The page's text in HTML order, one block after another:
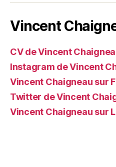
Vincent
CV de Vincent
Instagram de Vincent
Vincent Chaigneau sur
Twitter de Vincent
Vincent Chaigneau sur